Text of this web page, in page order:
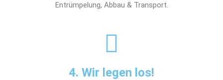
Entrümpelung, Abbau & Transport.
4. Wir legen los!